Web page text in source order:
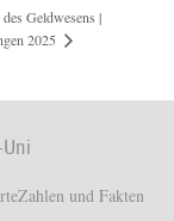
Geldwesens |
2025
Zahlen und Fakten